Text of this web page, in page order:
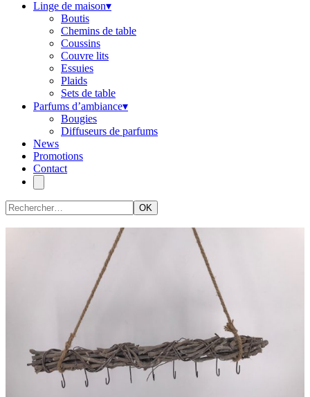
Linge de maison▾
Boutis
Chemins de table
Coussins
Couvre lits
Essuies
Plaids
Sets de table
Parfums d’ambiance▾
Bougies
Diffuseurs de parfums
News
Promotions
Contact
OK